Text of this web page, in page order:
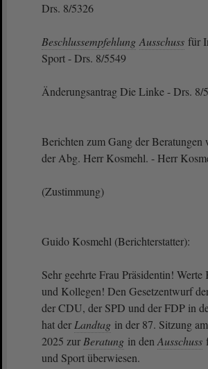
Drs. 8/5326
Beschlussempfehlung Ausschuss für
Sport - Drs. 8/5549
Änderungsantrag Die Linke - Drs. 8/
Berichten zum Gang der Beratungen
der Abg. Herr Kosmehl. - Herr
(Zustimmung)
Guido Kosmehl (Berichterstatter):
Sehr geehrte Frau Präsidentin!
und Kollegen! Den Gesetzentwurf
der CDU, der SPD und der FDP in
hat der Landtag in der 87. Sitzung
2025 zur Beratung in den Ausschuss
und Sport überwiesen.